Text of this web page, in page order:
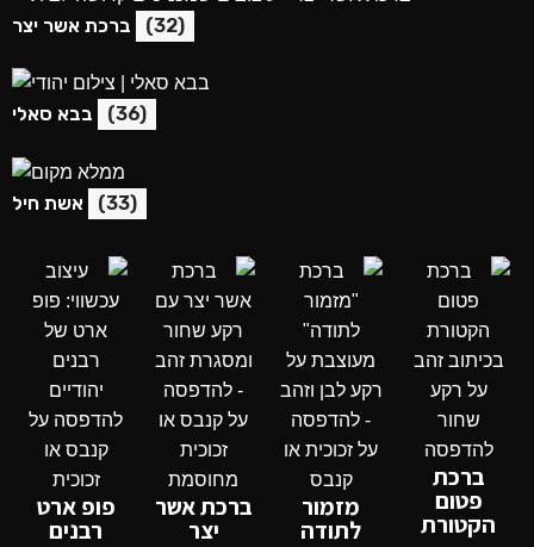
(32)
(36)
(33)
ברכת
פטום
הקטורת
מזמור
לתודה
ברכת אשר
יצר
פופ ארט
רבנים